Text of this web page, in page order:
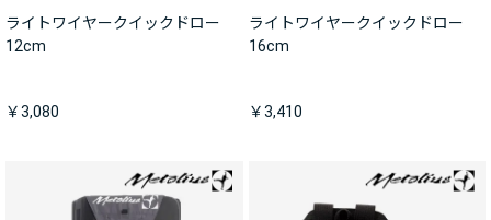
ライトワイヤークイックドロー
12cm
￥3,080
ライトワイヤークイックドロー
16cm
￥3,410